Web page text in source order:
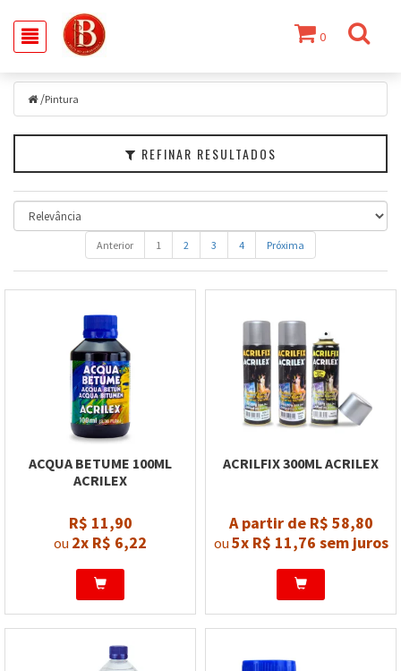
0
/Pintura
REFINAR RESULTADOS
Filtrar
Pintura
Marcas
Faixa
de
Preço
Anterior 1 2 3 4 Próxima
ACQUA BETUME 100ML
ACRILEX
R$ 11,90
ou 2x R$ 6,22
ACRILFIX 300ML ACRILEX
A partir de R$ 58,80
ou 5x R$ 11,76 sem juros